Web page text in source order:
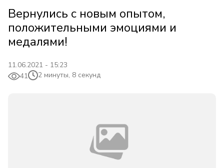
Вернулись с новым опытом,
положительными эмоциями и
медалями!
11.06.2021 - 15:23
41
2 минуты, 8 секунд